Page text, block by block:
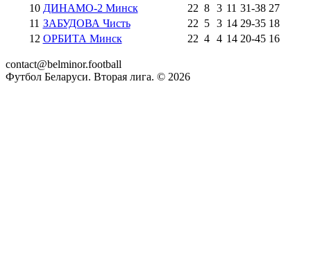
10 ДИНАМО-2 Минск 22 8 3 11 31-38 27
11 ЗАБУДОВА Чисть 22 5 3 14 29-35 18
12 ОРБИТА Минск 22 4 4 14 20-45 16
contact@belminor.football
Футбол Беларуси. Вторая лига. © 2026